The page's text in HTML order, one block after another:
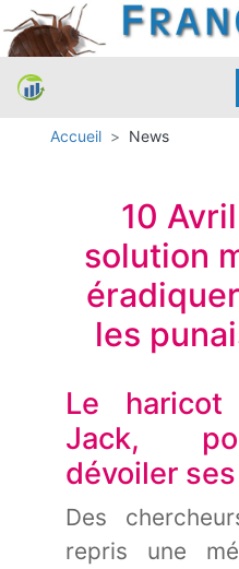
Accueil News
10
solution
les
Le
Jack,
dévoiler
Des
repris une